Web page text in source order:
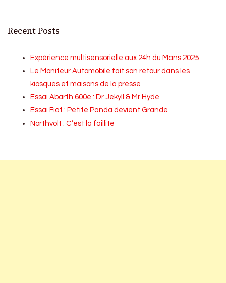
Recent Posts
Expérience multisensorielle aux 24h du Mans 2025
Le Moniteur Automobile fait son retour dans les
kiosques et maisons de la presse
Essai Abarth 600e : Dr Jekyll & Mr Hyde
Essai Fiat : Petite Panda devient Grande
Northvolt : C’est la faillite